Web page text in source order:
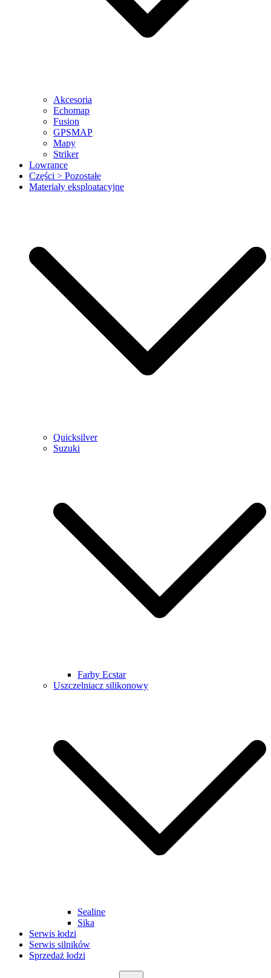
Akcesoria
Echomap
Fusion
GPSMAP
Mapy
Striker
Lowrance
Części > Pozostałe
Materiały eksploatacyjne
Quicksilver
Suzuki
Farby Ecstar
Uszczelniacz silikonowy
Sealine
Sika
Serwis łodzi
Serwis silników
Sprzedaż łodzi